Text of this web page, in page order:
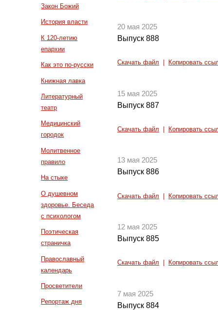
Закон Божий
История власти
К 120-летию
епархии
Как это по-русски
Книжная лавка
Литературный
театр
Медицинский
городок
Молитвенное
правило
На стыке
О душевном
здоровье. Беседа
с психологом
Поэтическая
страничка
Православный
календарь
Просветители
Репортаж дня
20 мая 2025
Выпуск 888
Скачать файл Копировать
15 мая 2025
Выпуск 887
Скачать файл Копировать
13 мая 2025
Выпуск 886
Скачать файл Копировать
12 мая 2025
Выпуск 885
Скачать файл Копировать
7 мая 2025
Выпуск 884